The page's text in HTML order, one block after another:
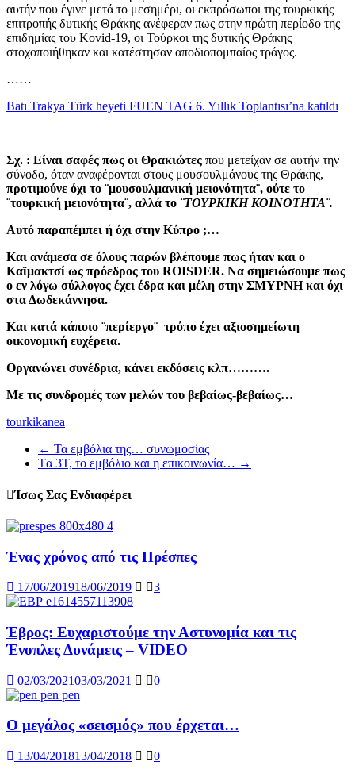
αυτήν που έγινε μετά το μεσημέρι, οι εκπρόσωποι της τουρκικής
επιτροπής δυτικής Θράκης ανέφεραν πως στην πρώτη περίοδο της
επιδημίας του Kovid-19, οι Τούρκοι της δυτικής Θράκης
στοχοποιήθηκαν και κατέστησαν αποδιοπομπαίος τράγος.
……
Batı Trakya Türk heyeti FUEN TAG 6. Yıllık Toplantısı’na katıldı
Σχ. : Είναι σαφές πως οι Θρακιώτες που μετείχαν σε αυτήν την
σύνοδο, όταν αναφέρονται στους μουσουλμάνους της Θράκης,
προτιμούνε όχι το ¨μουσουλμανική μειονότητα¨, ούτε το
¨τουρκική μειονότητα¨, αλλά το ¨ΤΟΥΡΚΙΚΗ ΚΟΙΝΟΤΗΤΑ¨.
Αυτό παραπέμπει ή όχι στην Κύπρο ;…
Και ανάμεσα σε όλους παρών βλέπουμε πως ήταν και ο
Καϊμακτσί ως πρόεδρος του ROISDER. Να σημειώσουμε πως
ο εν λόγω σύλλογος έχει έδρα και μέλη στην ΣΜΥΡΝΗ και όχι
στα Δωδεκάννησα.
Και κατά κάποιο ¨περίεργο¨ τρόπο έχει αξιοσημείωτη
οικονομική ευχέρεια.
Οργανώνει συνέδρια, κάνει εκδόσεις κλπ……….
Με τις συνδρομές των μελών του βεβαίως-βεβαίως…
tourkikanea
← Τα εμβόλια της… συνωμοσίας
Tα 3T, το εμβόλιο και η επικοινωνία… →
Ίσως Σας Ενδιαφέρει
Ένας χρόνος από τις Πρέσπες
17/06/201918/06/2019 3
Έβρος: Ευχαριστούμε την Αστυνομία και τις
Ένοπλες Δυνάμεις – VIDEO
02/03/202103/03/2021 0
Ο μεγάλος «σεισμός» που έρχεται…
13/04/201813/04/2018 0